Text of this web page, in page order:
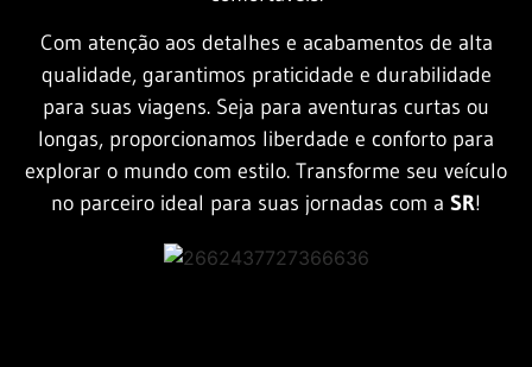
Com atenção aos detalhes e acabamentos de alta
qualidade, garantimos praticidade e durabilidade
para suas viagens. Seja para aventuras curtas ou
longas, proporcionamos liberdade e conforto para
explorar o mundo com estilo. Transforme seu veículo
no parceiro ideal para suas jornadas com a SR!